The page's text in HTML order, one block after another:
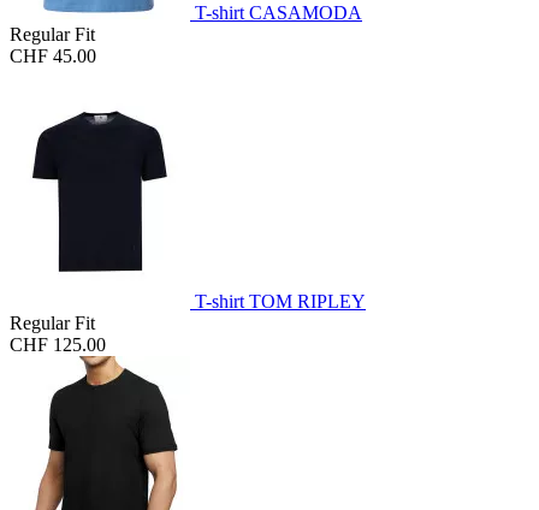
T-shirt CASAMODA
Regular Fit
CHF 45.00
T-shirt TOM RIPLEY
Regular Fit
CHF 125.00